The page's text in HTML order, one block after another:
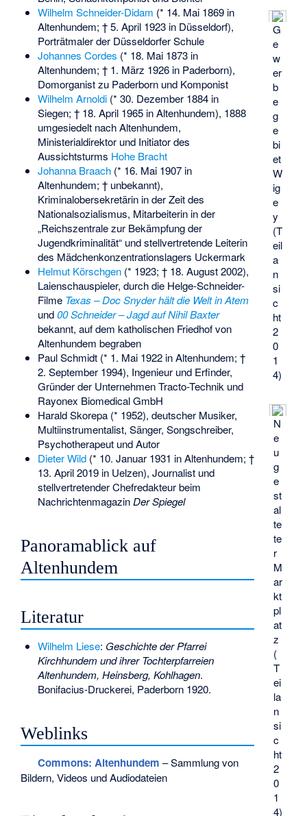
G
e
w
er
b
e
g
e
bi
et
W
ig
e
y
(T
eil
a
n
si
c
ht
2
0
1
4)
N
e
u
g
e
st
al
te
te
r
M
ar
kt
pl
at
z
(
T
ei
la
n
si
c
ht
2
0
1
4)
Wilhelm Schneider-Didam (* 14. Mai 1869 in
Altenhundem; † 5. April 1923 in Düsseldorf),
Porträtmaler der Düsseldorfer Schule
Johannes Cordes (* 18. Mai 1873 in
Altenhundem; † 1. März 1926 in Paderborn),
Domorganist zu Paderborn und Komponist
Wilhelm Arnoldi(* 30. Dezember 1884 in
Siegen; † 18. April 1965 in Altenhundem), 1888
umgesiedelt nach Altenhundem,
Ministerialdirektor und Initiator des
Aussichtsturms Hohe Bracht
Johanna Braach(* 16. Mai 1907 in
Altenhundem; † unbekannt),
Kriminalobersekretärin in der Zeit des
Nationalsozialismus, Mitarbeiterin in der
„Reichszentrale zur Bekämpfung der
Jugendkriminalität“ und stellvertretende Leiterin
des Mädchenkonzentrationslagers Uckermark
Helmut Körschgen(* 1923; † 18. August 2002),
Laienschauspieler, durch die Helge-Schneider-
Filme Texas – Doc Snyder hält die Welt in Atem
und00 Schneider – Jagd auf Nihil Baxter
bekannt, auf dem katholischen Friedhof von
Altenhundem begraben
Paul Schmidt (* 1. Mai 1922 in Altenhundem; †
2. September 1994), Ingenieur und Erfinder,
Gründer der UnternehmenTracto-Technik und
Rayonex Biomedical GmbH
Harald Skorepa(* 1952), deutscher Musiker,
Multiinstrumentalist, Sänger, Songschreiber,
Psychotherapeut und Autor
Dieter Wild(* 10. Januar 1931 in Altenhundem; †
13. April 2019 in Uelzen), Journalist und
stellvertretender Chefredakteur beim
NachrichtenmagazinDer Spiegel
Panoramablick auf
Altenhundem
Literatur
Wilhelm Liese: Geschichte der Pfarrei
Kirchhundem und ihrer Tochterpfarreien
Altenhundem, Heinsberg, Kohlhagen.
Bonifacius-Druckerei, Paderborn 1920.
Weblinks
Commons: Altenhundem – Sammlung von
Bildern, Videos und Audiodateien